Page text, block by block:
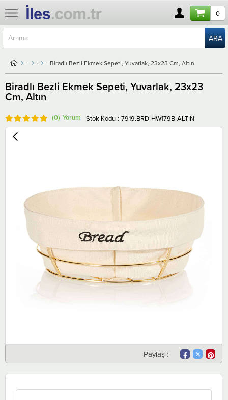
0
Biradlı Bezli Ekmek Sepeti, Yuvarlak, 23x23 Cm, Altın
Biradlı Bezli Ekmek Sepeti, Yuvarlak, 23x23
Cm, Altın
(0) Stok Kodu 7919.BRD-HW179B-ALTIN
Paylaş :